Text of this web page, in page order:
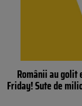
Românii au golit
Friday! Sute de